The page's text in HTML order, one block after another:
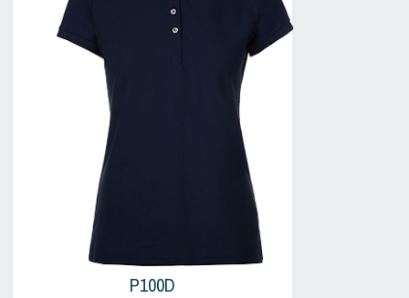
P100D